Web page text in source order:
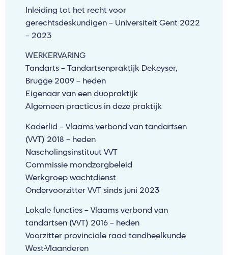
Inleiding tot het recht voor
gerechtsdeskundigen – Universiteit Gent 2022
– 2023
WERKERVARING
Tandarts – Tandartsenpraktijk Dekeyser,
Brugge 2009 – heden
Eigenaar van een duopraktijk
Algemeen practicus in deze praktijk
Kaderlid – Vlaams verbond van tandartsen
(VVT) 2018 – heden
Nascholingsinstituut VVT
Commissie mondzorgbeleid
Werkgroep wachtdienst
Ondervoorzitter VVT sinds juni 2023
Lokale functies – Vlaams verbond van
tandartsen (VVT) 2016 – heden
Voorzitter provinciale raad tandheelkunde
West-Vlaanderen